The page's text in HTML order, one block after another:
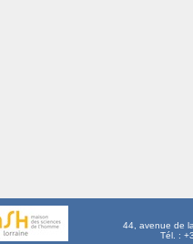
44, avenue de
Tél. :